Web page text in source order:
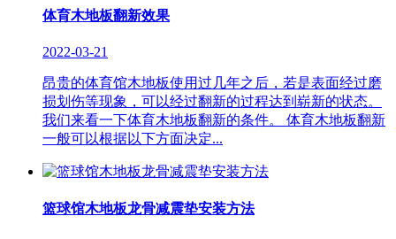
体育木地板翻新效果
2022-03-21
昂贵的体育馆木地板使用过几年之后，若是表面经过磨
损划伤等现象，可以经过翻新的过程达到崭新的状态。
我们来看一下体育木地板翻新的条件。 体育木地板翻新
一般可以根据以下方面决定...
篮球馆木地板龙骨减震垫安装方法